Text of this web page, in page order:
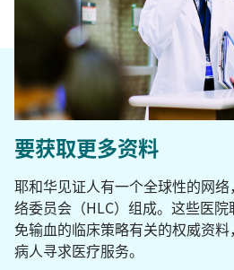
要获取更多资料
耶和华见证人有一个全球性的网
络委员会（HLC）组成。这些医
免输血的临床策略有关的权威资
病人寻求医疗服务。